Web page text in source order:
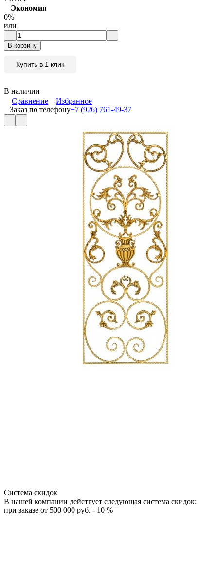
Экономия
0%
или
В корзину
Купить в 1 клик
В наличии
Сравнение
Избранное
Заказ по телефону+7 (926) 761-49-37
Система скидок
В нашей компании действует следующая система скидок:
при заказе от 500 000 руб. - 10 %